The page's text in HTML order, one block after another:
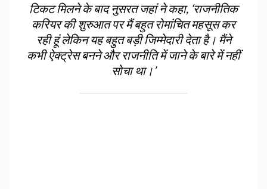
टिकट मिलने के बाद नुसरत जहां ने कहा, ‘राजनीतिक
करियर की शुरुआत पर मैं बहुत रोमांचित महसूस कर
रही हूं लेकिन यह बहुत बड़ी जिम्‍मेदारी देता है। मैंने
कभी ऐक्‍ट्रेस बनने और राजनीति में जाने के बारे में नहीं
सोचा था।’